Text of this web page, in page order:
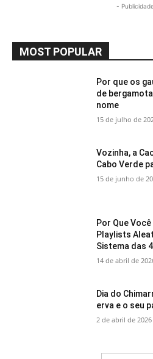
-
MOST POPULAR
Por que os
de
nome
15 de julho de
Vozinha, a
Cabo Verde
15 de junho de
Por Que
Playlists
Sistema das
14 de abril de
Dia do
erva e o seu
2 de abril de 2026